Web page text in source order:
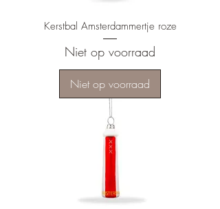
Kerstbal Amsterdammertje roze
Niet op voorraad
Niet op voorraad